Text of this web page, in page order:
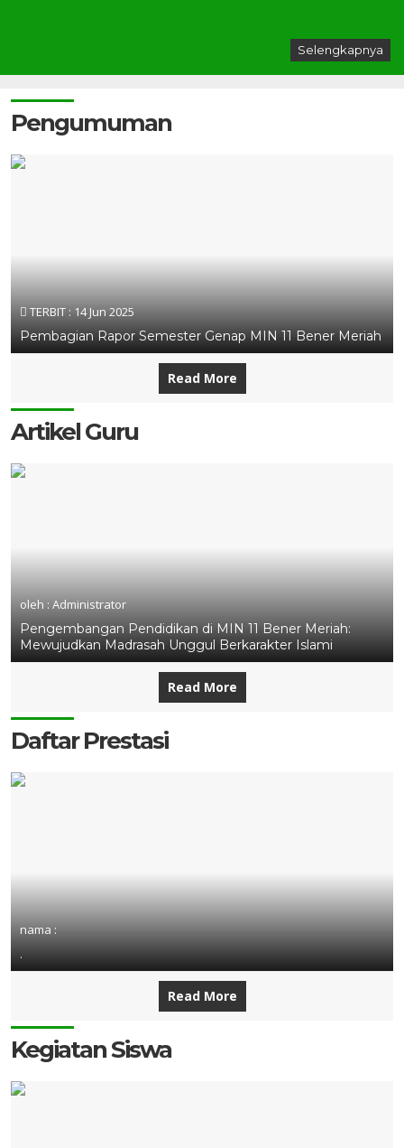
Selengkapnya
Pengumuman
TERBIT : 14 Jun 2025
Pembagian Rapor Semester Genap MIN 11 Bener Meriah
Read More
Artikel Guru
oleh : Administrator
Pengembangan Pendidikan di MIN 11 Bener Meriah:
Mewujudkan Madrasah Unggul Berkarakter Islami
Read More
Daftar Prestasi
nama :
.
Read More
Kegiatan Siswa